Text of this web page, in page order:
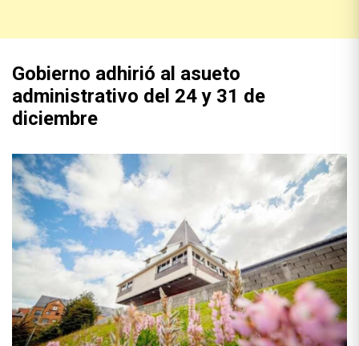
Gobierno adhirió al asueto
administrativo del 24 y 31 de
diciembre